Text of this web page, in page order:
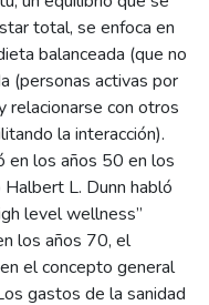
total, se enfoca en
balanceada (que no
(personas activas por
relacionarse con otros
la interacción).
en los años 50 en los
L. Dunn habló
level wellness”
los años 70, el
el concepto general
gastos de la sanidad